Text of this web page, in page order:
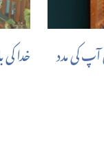
آپ کی مدد
خدا